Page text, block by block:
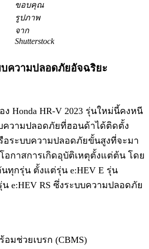
ขอบคุณ
รูปภาพ
จาก
Shutterstock
ความปลอดภั​ยอัจฉริยะ
Honda HR-V 2023 รุ่นใหม่นี้คงหนี
ความปลอดภัยที่ฮอนด้าได้ติดตั้ง
รือระบบความปลอดภัยขั้นสูงที่จะมา
อกาสการเกิดอุบัติเหตุตั้งแต่ต้น โดย
ทุกรุ่น ตั้งแต่รุ่น e:HEV E รุ่น
น e:HEV RS ซึ่งระบบความปลอดภัย
มช่วยเบรก (CBMS)